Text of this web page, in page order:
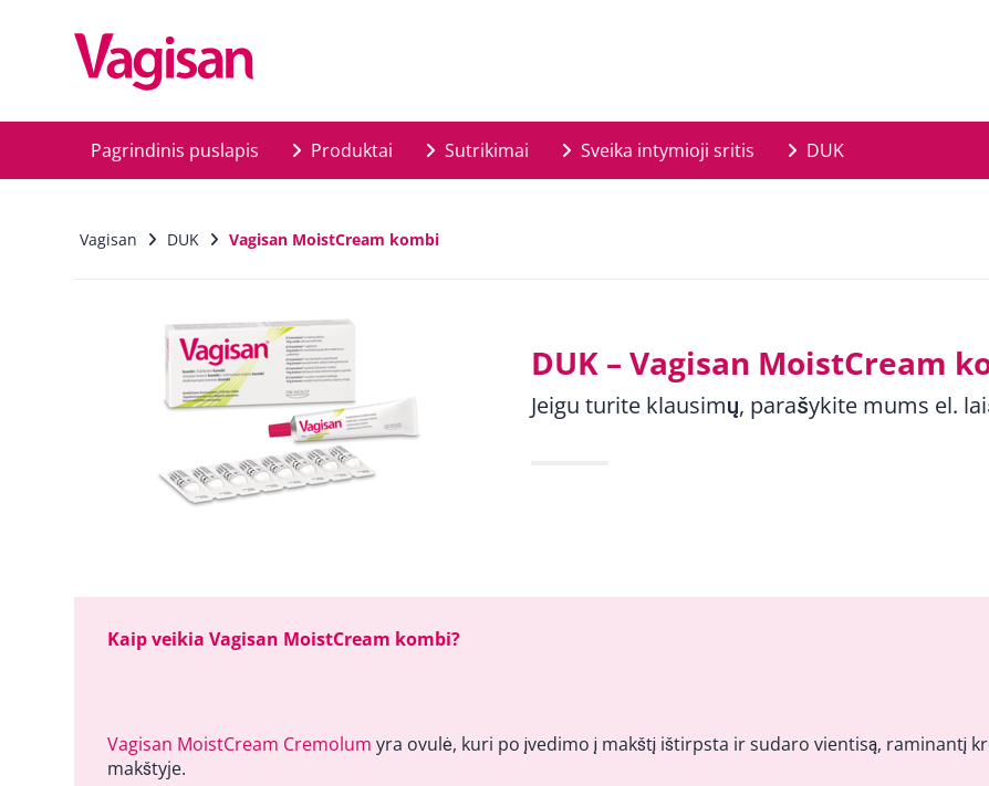
Pagrindinis puslapis Produktai Sutrikimai Sveika intymioji sritis DUK
Vagisan DUK Vagisan MoistCream kombi
DUK – Vagisan MoistCream
Jeigu turite klausimų, parašykite mums el.
Kaip veikia Vagisan MoistCream kombi?
Vagisan MoistCream Cremolum yra ovulė, kuri po įvedimo į makštį ištirpsta ir sudaro vientisą, raminantį
makštyje.